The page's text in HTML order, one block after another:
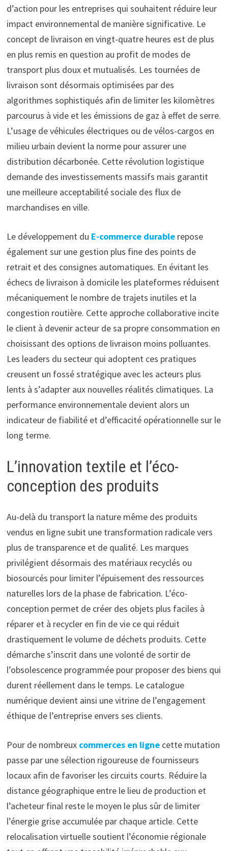
d’action pour les entreprises qui souhaitent réduire leur
impact environnemental de manière significative. Le
concept de livraison en vingt-quatre heures est de plus
en plus remis en question au profit de modes de
transport plus doux et mutualisés. Les tournées de
livraison sont désormais optimisées par des
algorithmes sophistiqués afin de limiter les kilomètres
parcourus à vide et les émissions de gaz à effet de serre.
L’usage de véhicules électriques ou de vélos-cargos en
milieu urbain devient la norme pour assurer une
distribution décarbonée. Cette révolution logistique
demande des investissements massifs mais garantit
une meilleure acceptabilité sociale des flux de
marchandises en ville.
Le développement du E-commerce durablerepose
également sur une gestion plus fine des points de
retrait et des consignes automatiques. En évitant les
échecs de livraison à domicile les plateformes réduisent
mécaniquement le nombre de trajets inutiles et la
congestion routière. Cette approche collaborative incite
le client à devenir acteur de sa propre consommation en
choisissant des options de livraison moins polluantes.
Les leaders du secteur qui adoptent ces pratiques
creusent un fossé stratégique avec les acteurs plus
lents à s’adapter aux nouvelles réalités climatiques. La
performance environnementale devient alors un
indicateur de fiabilité et d’efficacité opérationnelle sur le
long terme.
L’innovation textile et l’éco-
conception des produits
Au-delà du transport la nature même des produits
vendus en ligne subit une transformation radicale vers
plus de transparence et de qualité. Les marques
privilégient désormais des matériaux recyclés ou
biosourcés pour limiter l’épuisement des ressources
naturelles lors de la phase de fabrication. L’éco-
conception permet de créer des objets plus faciles à
réparer et à recycler en fin de vie ce qui réduit
drastiquement le volume de déchets produits. Cette
démarche s’inscrit dans une volonté de sortir de
l’obsolescence programmée pour proposer des biens qui
durent réellement dans le temps. Le catalogue
numérique devient ainsi une vitrine de l’engagement
éthique de l’entreprise envers ses clients.
Pour de nombreux commerces en lignecette mutation
passe par une sélection rigoureuse de fournisseurs
locaux afin de favoriser les circuits courts. Réduire la
distance géographique entre le lieu de production et
l’acheteur final reste le moyen le plus sûr de limiter
l’énergie grise accumulée par chaque article. Cette
relocalisation virtuelle soutient l’économie régionale